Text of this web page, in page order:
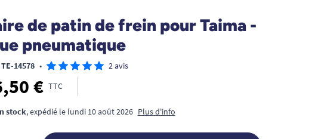
de patin de frein pour Taima -
pneumatique
14578 • 2 avis
€ TTC
stock, expédié le lundi 10 août 2026 Plus d'info